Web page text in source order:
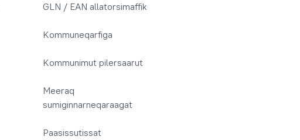
GLN / EAN allatorsimaffik
Kommuneqarfiga
Kommunimut pilersaarut
Meeraq
sumiginnarneqaraagat
Paasissutissat